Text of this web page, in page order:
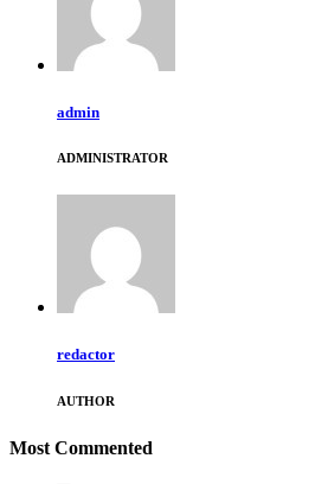
admin
ADMINISTRATOR
redactor
AUTHOR
Most Commented